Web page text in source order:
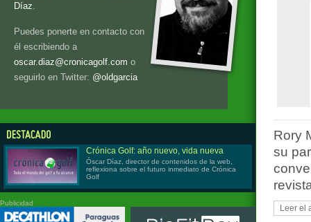
Rory
su
Leer el
Díaz.
Puedes ponerte en contacto con
él escribiendo a
oscar.diaz@cronicagolf.com o
seguirlo en Twitter: @oldgarcia
Crónica Golf: año nuevo, vida nueva
Óscar Díaz, director de contenidos de la web,
reflexiona sobre el futuro inmediato de Crónica
Golf
Publicidad